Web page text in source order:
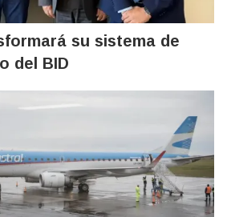
su sistema de
del BID